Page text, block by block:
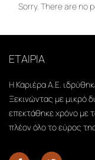
Sorry. There are no
ΕΤΑΙΡΙΑ
Η Καριέρα Α.Ε.
Ξεκινώντας με μικρό
επεκτάθηκε χρόνο με
πλέον όλο το εύρος